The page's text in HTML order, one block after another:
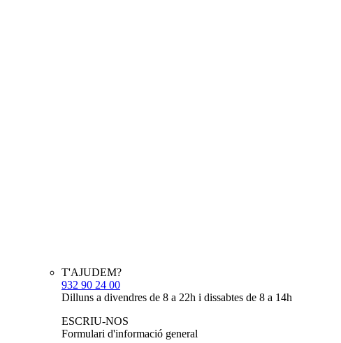
T'AJUDEM?
932 90 24 00
Dilluns a divendres de 8 a 22h i dissabtes de 8 a 14h
ESCRIU-NOS
Formulari d'informació general